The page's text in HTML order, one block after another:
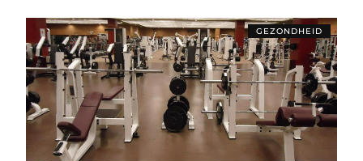
GEZONDHEID